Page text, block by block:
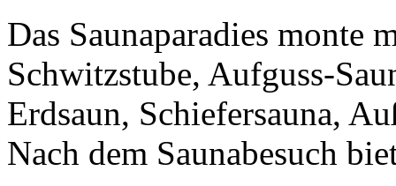
Das Saunaparadies monte
Schwitzstube, Aufguss-
Erdsaun, Schiefersauna,
Nach dem Saunabesuch